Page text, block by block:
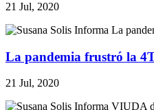
21 Jul, 2020
La pandemia frustró la
21 Jul, 2020